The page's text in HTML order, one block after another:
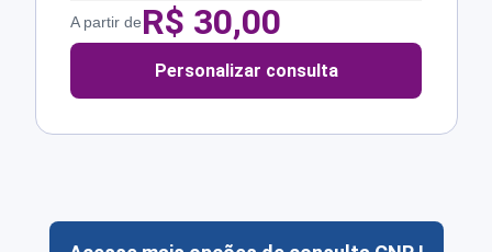
A partir deR$ 30,00
Personalizar consulta